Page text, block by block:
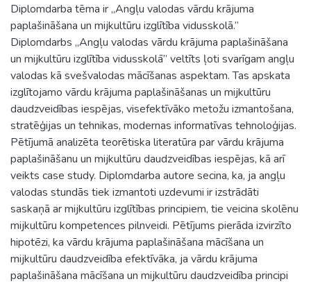
Diplomdarba tēma ir ,,Angļu valodas vārdu krājuma
paplašināšana un mijkultūru izglītība vidusskolā.’’
Diplomdarbs ,,Angļu valodas vārdu krājuma paplašināšana
un mijkultūru izglītība vidusskolā” veltīts ļoti svarīgam angļu
valodas kā svešvalodas mācīšanas aspektam. Tas apskata
izglītojamo vārdu krājuma paplašināšanas un mijkultūru
daudzveidības iespējas, visefektīvāko metožu izmantošana,
stratēģijas un tehnikas, modernas informatīvas tehnoloģijas.
Pētījumā analizēta teorētiska literatūra par vārdu krājuma
paplašināšanu un mijkultūru daudzveidības iespējas, kā arī
veikts case study. Diplomdarba autore secina, ka, ja angļu
valodas stundās tiek izmantoti uzdevumi ir izstrādāti
saskaņā ar mijkultūru izglītības principiem, tie veicina skolēnu
mijkultūru kompetences pilnveidi. Pētījums pierāda izvirzīto
hipotēzi, ka vārdu krājuma paplašināšana mācīšana un
mijkultūru daudzveidība efektīvāka, ja vārdu krājuma
paplašināšana mācīšana un mijkultūru daudzveidība principi